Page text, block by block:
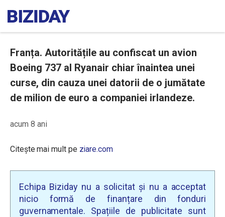
Franța. Autoritățile au confiscat un avion
Boeing 737 al Ryanair chiar înaintea unei
curse, din cauza unei datorii de o jumătate
de milion de euro a companiei irlandeze.
acum 8 ani
Citește mai mult pe ziare.com
Echipa Biziday nu a solicitat și nu a acceptat
nicio formă de finanțare din fonduri
guvernamentale. Spațiile de publicitate sunt